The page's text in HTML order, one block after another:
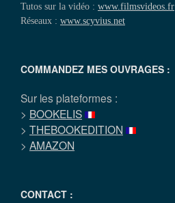
Tutos sur la vidéo : www.filmsvideos.fr
Réseaux : www.scyvius.net
COMMANDEZ MES OUVRAGES :
Sur les plateformes :
> BOOKELIS
> THEBOOKEDITION
> AMAZON
CONTACT :